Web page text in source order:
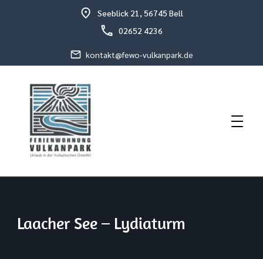
Seeblick 21, 56745 Bell
02652 4236
kontakt@fewo-vulkanpark.de
Fewo Vulkanpark
Laacher See – Lydiaturm